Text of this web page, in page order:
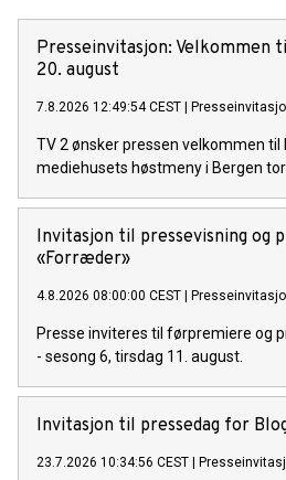
Presseinvitasjon: Velkommen
20. august
7.8.2026 12:49:54 CEST
TV 2 ønsker pressen velkommen til
mediehusets høstmeny i Bergen
Invitasjon til pressevisning og
«Forræder»
4.8.2026 08:00:00 CEST
Presse inviteres til førpremiere og
- sesong 6, tirsdag 11. august.
Invitasjon til pressedag for
23.7.2026 10:34:56 CEST